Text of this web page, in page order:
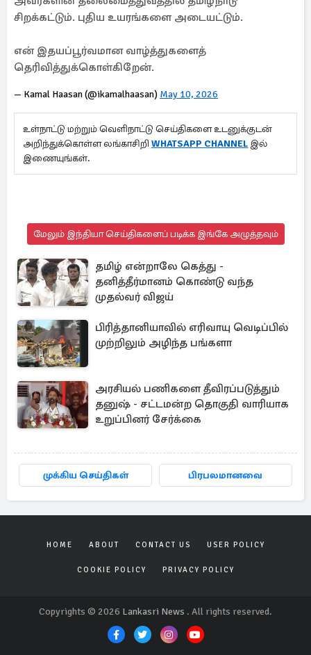
சிறக்கட்டும். புதிய உயரங்களை அடையட்டும்.
என் இதயப்பூர்வமான வாழ்த்துகளைத்
தெரிவித்துக்கொள்கிறேன்.
— Kamal Haasan (@ikamalhaasan) May 10, 2026
உள்நாட்டு மற்றும் வெளிநாட்டு செய்திகளை உடனுக்குடன்
அறிந்துக்கொள்ள லங்காசிறி WHATSAPP CHANNEL இல்
இணையுங்கள்.
மேலும் இந்தியா செய்திகளைப் படிக்க இங்கே அழுத்தவும்
தமிழ் என்றாலே கெத்து -
தனித்தீர்மானம் கொண்டு வந்த
முதல்வர் விஜய்
பிரித்தானியாவில் எரிவாயு வெடிப்பில்
முற்றிலும் அழிந்த பங்களா
அரசியல் பணிகளை தீவிரப்படுத்தும்
தனுஷ் - சட்டமன்ற தொகுதி வாரியாக
உறுப்பினர் சேர்க்கை
முக்கிய செய்திகள் பிரபலமானவை
HOME ABOUT CONTACT US USER POLICY
COOKIE POLICY PRIVACY POLICY
Copyrights © 2026 Lankasri News . All rights reserved.